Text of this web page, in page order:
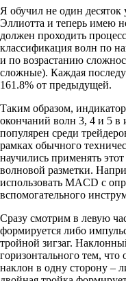
Я обучил не один
Эллиотта и теперь имею
должен проходить
классификация волн по
и по возрастанию
сложные). Каждая
161.8% от предыдущей.
Таким образом,
окончаний волн 3, 4 и 5 в
популярен среди
рамках обычного
научились применять
волновой разметки.
использовать MACD с
вспомогательного
Сразу смотрим в левую
формируется либо
тройной зигзаг.
горизонтального тем,
наклон в одну сторону –